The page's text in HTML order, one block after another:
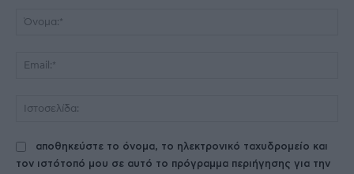
αποθηκεύστε το όνομα, το ηλεκτρονικό ταχυδρομείο και
τον ιστότοπό μου σε αυτό το πρόγραμμα περιήγησης για την